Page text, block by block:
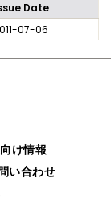
Date
07-06
け情報
い合わせ